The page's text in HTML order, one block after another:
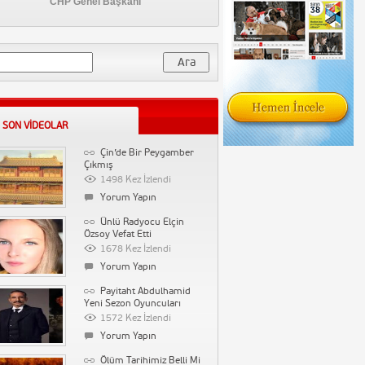
SON VIDEOLAR
Çin’de Bir Peygamber
Çıkmış
1498 Kez İzlendi
Yorum Yapın
Ünlü Radyocu Elçin
Özsoy Vefat Etti
1678 Kez İzlendi
Yorum Yapın
Payitaht Abdulhamid
Yeni Sezon Oyuncuları
1572 Kez İzlendi
Yorum Yapın
Ölüm Tarihimiz Belli Mi
Samsung Note 3
1 Yorum
İşler Güçler 41.
Sansürsüz İzle – The End
3789 Kez İzlendi
Yorum Yapın
Başçalan Marşı
3716 Kez İzlendi
Tatar Ramazan Dizi
Müziği – Hüzün (Kalp
Ağrısı)153038 Kez İzlendi
Tarihin Arka Odası-17
Mart 2012-Büyücülük
Tarihi90202 Kez İzlendi
Diversity Derneği –